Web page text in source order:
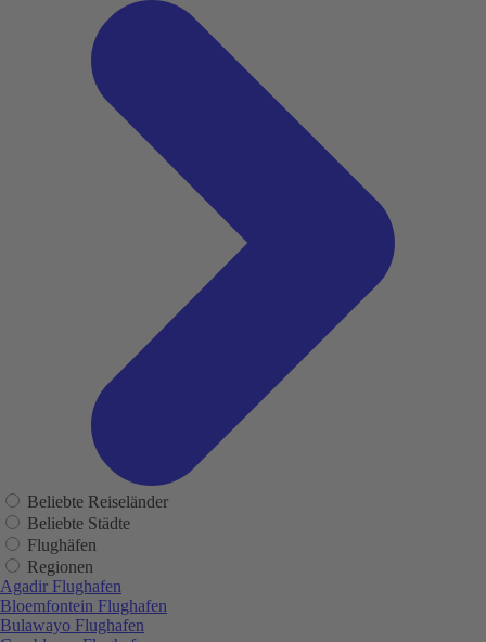
Beliebte Reiseländer
Beliebte Städte
Flughäfen
Regionen
Agadir Flughafen
Bloemfontein Flughafen
Bulawayo Flughafen